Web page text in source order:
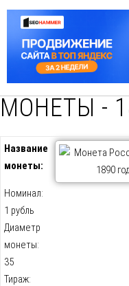
МОНЕТЫ -
Название
монеты:
Номинал:
1 рубль
Диаметр
монеты:
35
Тираж: